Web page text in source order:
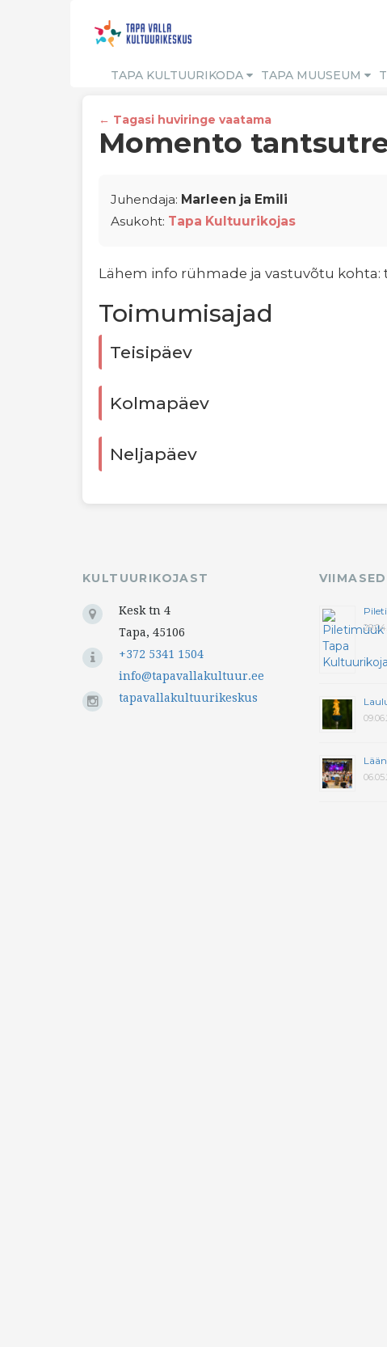
TAPA KULTUURIKODA TAPA MUUSEUM
← Tagasi huviringe vaatama
Momento
Juhendaja: Marleen ja Emili
Asukoht: Tapa Kultuurikojas
Lähem info rühmade ja vastuvõtu
Toimumisajad
Teisipäev
Kolmapäev
Neljapäev
KULTUURIKOJAST
Kesk tn 4
Tapa, 45106
+372 5341 1504
info@tapavallakultuur.ee
tapavallakultuurikeskus